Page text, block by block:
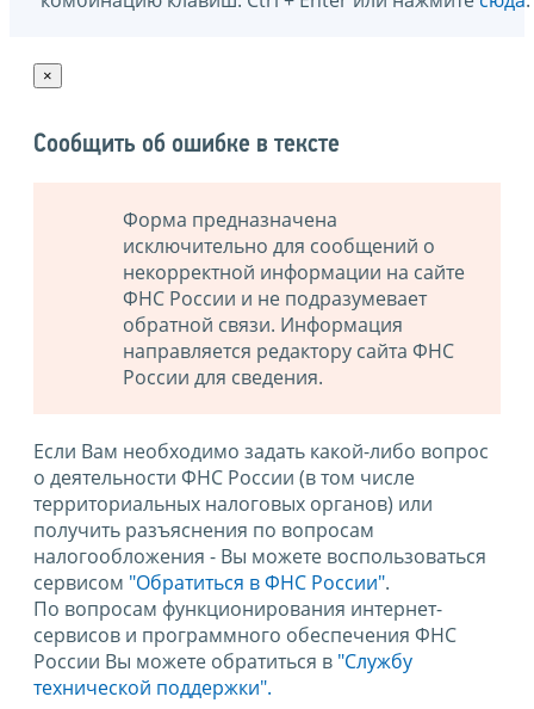
×
Сообщить об ошибке в тексте
Форма предназначена
исключительно для сообщений о
некорректной информации на сайте
ФНС России и не подразумевает
обратной связи. Информация
направляется редактору сайта ФНС
России для сведения.
Если Вам необходимо задать какой-либо вопрос
о деятельности ФНС России (в том числе
территориальных налоговых органов) или
получить разъяснения по вопросам
налогообложения - Вы можете воспользоваться
сервисом "Обратиться в ФНС России".
По вопросам функционирования интернет-
сервисов и программного обеспечения ФНС
России Вы можете обратиться в "Службу
технической поддержки".